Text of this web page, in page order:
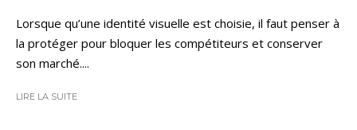
Lorsque qu’une identité visuelle est choisie, il faut penser à
la protéger pour bloquer les compétiteurs et conserver
son marché....
LIRE LA SUITE